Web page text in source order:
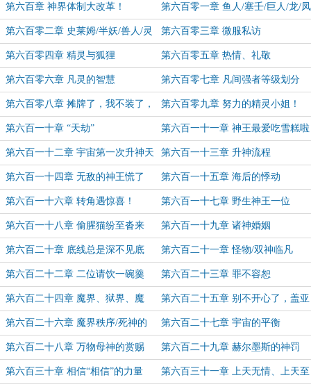
序
第六百章 神界体制大改革！ 第六百零一章 鱼人/塞壬/巨人/龙/凤
第六百零二章 史莱姆/半妖/兽人/灵
兽
第六百零三章 微服私访
第六百零四章 精灵与狐狸 第六百零五章 热情、礼敬
第六百零六章 凡灵的智慧 第六百零七章 凡间强者等级划分
第六百零八章 摊牌了，我不装了，
想低调真是太难了
第六百零九章 努力的精灵小姐！
第六百一十章 “天劫” 第六百一十一章 神王最爱吃雪糕啦
第六百一十二章 宇宙第一次升神天
劫
第六百一十三章 升神流程
第六百一十四章 无敌的神王慌了 第六百一十五章 海后的悸动
第六百一十六章 转角遇惊喜！ 第六百一十七章 野生神王一位
第六百一十八章 偷腥猫纷至沓来 第六百一十九章 诸神婚姻
第六百二十章 底线总是深不见底 第六百二十一章 怪物/双神临凡
第六百二十二章 二位请饮一碗羹 第六百二十三章 罪不容恕
第六百二十四章 魔界、狱界、魔 第六百二十五章 别不开心了，盖亚
求求~
第六百二十六章 魔界秩序/死神的
哀求
第六百二十七章 宇宙的平衡
第六百二十八章 万物母神的赏赐 第六百二十九章 赫尔墨斯的神罚
第六百三十章 相信“相信”的力量 第六百三十一章 上天无情、上天至